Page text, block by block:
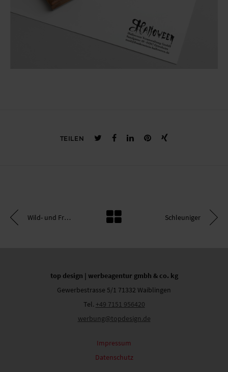
TEILEN
Wild- und Freizeitpark Allensbach Schleuniger
top design | werbeagentur gmbh & co. kg
Gewerbestrasse 5/1 71332 Waiblingen
Tel. +49 7151 956420
werbung@topdesign.de
Impressum
Datenschutz
top design | werbeagentur gmbh & co. kg